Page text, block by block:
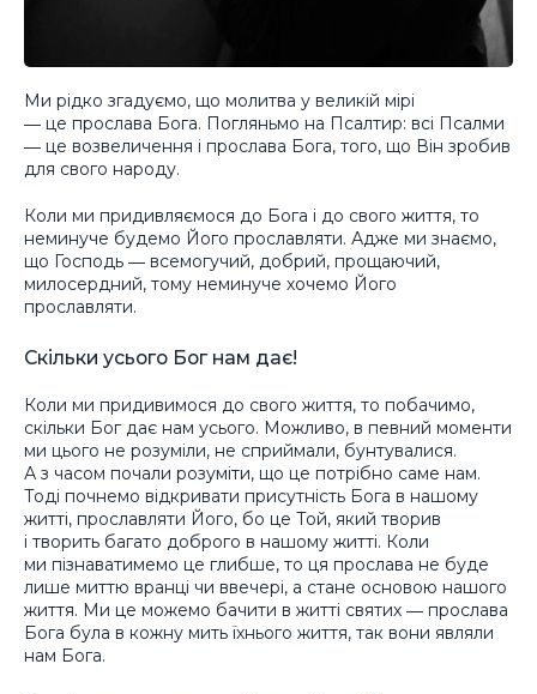
Ми рідко згадуємо, що молитва у великій мірі
― це прослава Бога. Погляньмо на Псалтир: всі Псалми
― це возвеличення і прослава Бога, того, що Він зробив
для свого народу.
Коли ми придивляємося до Бога і до свого життя, то
неминуче будемо Його прославляти. Адже ми знаємо,
що Господь ― всемогучий, добрий, прощаючий,
милосердний, тому неминуче хочемо Його
прославляти.
Скільки усього Бог нам дає!
Коли ми придивимося до свого життя, то побачимо,
скільки Бог дає нам усього. Можливо, в певний моменти
ми цього не розуміли, не сприймали, бунтувалися.
А з часом почали розуміти, що це потрібно саме нам.
Тоді почнемо відкривати присутність Бога в нашому
житті, прославляти Його, бо це Той, який творив
і творить багато доброго в нашому житті. Коли
ми пізнаватимемо це глибше, то ця прослава не буде
лише миттю вранці чи ввечері, а стане основою нашого
життя. Ми це можемо бачити в житті святих ― прослава
Бога була в кожну мить їхнього життя, так вони являли
нам Бога.